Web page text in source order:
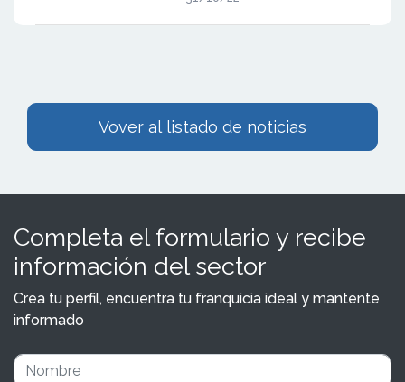
Vover al listado de noticias
Completa el formulario y recibe
información del sector
Crea tu perfil, encuentra tu franquicia ideal y mantente
informado